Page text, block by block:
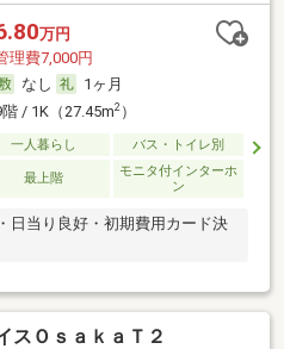
万円
理費7,000円
なし
1ヶ月
/ 1K（27.45m2）
一人暮らし バス・トイレ別
最上階
モニタ付インターホ
ン
日当り良好・初期費用カード決
スＯｓａｋａＴ２